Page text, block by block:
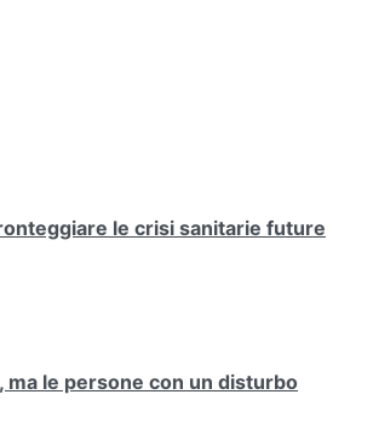
le crisi sanitarie future
ma le persone con un disturbo